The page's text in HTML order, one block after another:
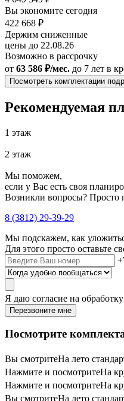
Вы экономите сегодня
422 668 ₽
Держим сниженные
цены до 22.08.26
Возможно в рассрочку
от 63 586 ₽/мес. до 7 лет в
Посмотреть комплектации
Рекомендуемая
1 этаж
2 этаж
Мы поможем,
если у Вас есть своя
Возникли вопросы? Просто
8 (3812) 29-39-29
Мы подскажем, как
Для этого просто оставьте
Я даю согласие на
Перезвоните мне
Посмотрите
Вы смотритеНа лето
Нажмите и посмотритеНа
Нажмите и посмотритеНа
Вы смотритеНа лето